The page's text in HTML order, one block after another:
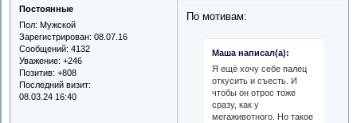
Постоянные
Пол: Мужской
Зарегистрирован: 08.07.16
Сообщений: 4132
Уважение: +246
Позитив: +808
Последний визит:
08.03.24 16:40
По мотивам:
Маша написал(а):
Я ещё хочу себе палец
откусить и съесть. И
чтобы он отрос тоже
сразу, как у
мегаживотного. Но такое